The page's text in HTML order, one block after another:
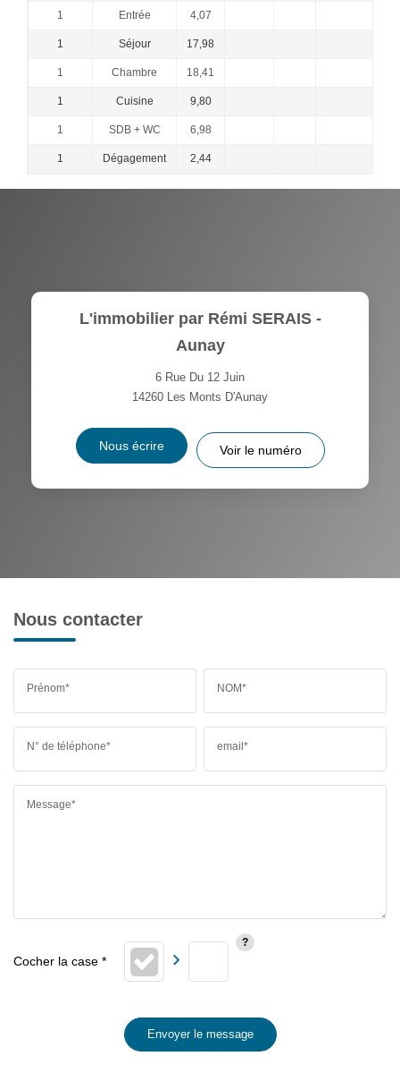
1 Entrée 4,07
1 Séjour 17,98
1 Chambre 18,41
1 Cuisine 9,80
1 SDB + WC 6,98
1 Dégagement 2,44
L'immobilier par Rémi SERAIS -
Aunay
6 Rue Du 12 Juin
14260 Les Monts D'Aunay
Nous écrire Voir le numéro
Nous contacter
Prénom* NOM*
N° de téléphone* email*
Message*
Envoyer le message